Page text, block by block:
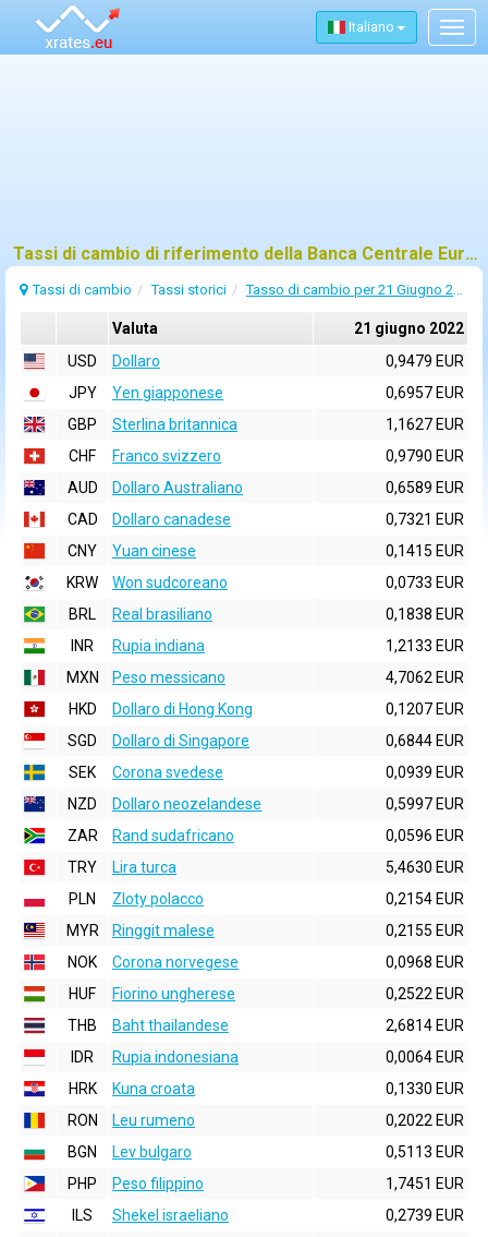
Italiano
Tassi di cambio di riferimento della Banca Centrale Europea (BCE) per 21 giugno 2022
Tassi di cambio Tassi storici Tasso di cambio per 21 Giugno 2022
Valuta
21 giugno 2022
USD
Dollaro
0,9479 EUR
JPY
Yen giapponese
0,6957 EUR
GBP
Sterlina britannica
1,1627 EUR
CHF
Franco svizzero
0,9790 EUR
AUD
Dollaro Australiano
0,6589 EUR
CAD
Dollaro canadese
0,7321 EUR
CNY
Yuan cinese
0,1415 EUR
KRW
Won sudcoreano
0,0733 EUR
BRL
Real brasiliano
0,1838 EUR
INR
Rupia indiana
1,2133 EUR
MXN
Peso messicano
4,7062 EUR
HKD
Dollaro di Hong Kong
0,1207 EUR
SGD
Dollaro di Singapore
0,6844 EUR
SEK
Corona svedese
0,0939 EUR
NZD
Dollaro neozelandese
0,5997 EUR
ZAR
Rand sudafricano
0,0596 EUR
TRY
Lira turca
5,4630 EUR
PLN
Zloty polacco
0,2154 EUR
MYR
Ringgit malese
0,2155 EUR
NOK
Corona norvegese
0,0968 EUR
HUF
Fiorino ungherese
0,2522 EUR
THB
Baht thailandese
2,6814 EUR
IDR
Rupia indonesiana
0,0064 EUR
HRK
Kuna croata
0,1330 EUR
RON
Leu rumeno
0,2022 EUR
BGN
Lev bulgaro
0,5113 EUR
PHP
Peso filippino
1,7451 EUR
ILS
Shekel israeliano
0,2739 EUR